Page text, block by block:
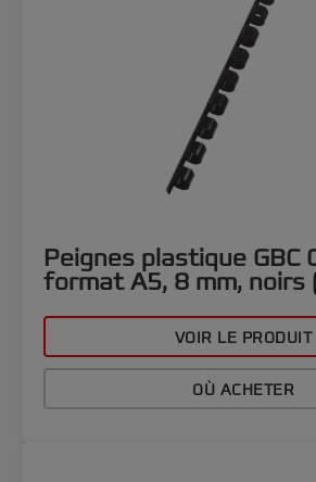
Peignes plastique GBC
format A5, 8 mm, noirs
VOIR LE PRODUIT
OÙ ACHETER